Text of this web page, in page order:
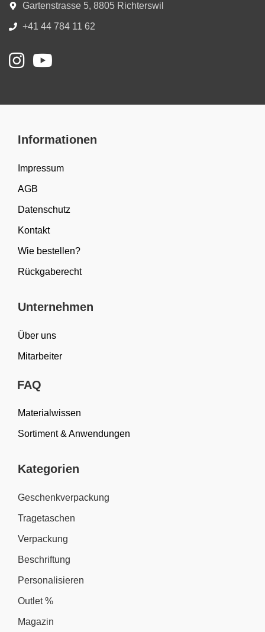
Gartenstrasse 5, 8805 Richterswil
+41 44 784 11 62
Informationen
Impressum
AGB
Datenschutz
Kontakt
Wie bestellen?
Rückgaberecht
Unternehmen
Über uns
Mitarbeiter
FAQ
Materialwissen
Sortiment & Anwendungen
Kategorien
Geschenkverpackung
Tragetaschen
Verpackung
Beschriftung
Personalisieren
Outlet %
Magazin